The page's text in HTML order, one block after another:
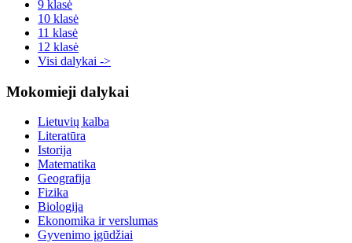
9 klasė
10 klasė
11 klasė
12 klasė
Visi dalykai ->
Mokomieji dalykai
Lietuvių kalba
Literatūra
Istorija
Matematika
Geografija
Fizika
Biologija
Ekonomika ir verslumas
Gyvenimo įgūdžiai